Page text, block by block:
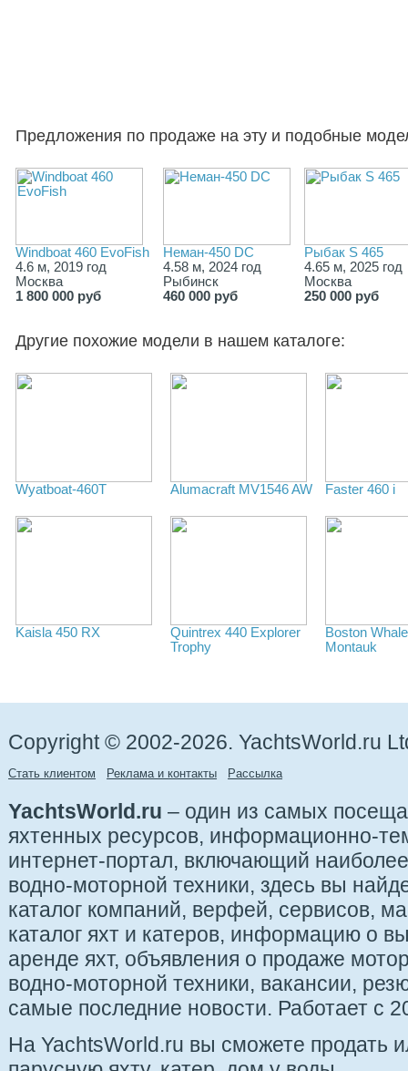
Предложения по продаже на эту и подобные
Windboat 460 EvoFish
4.6 м, 2019 год
Москва
1 800 000 руб
Неман-450 DC
4.58 м, 2024 год
Рыбинск
460 000 руб
Рыбак S 465
4.65 м, 2025 год
Москва
250 000 руб
Другие похожие модели в нашем каталоге:
Wyatboat-460T Alumacraft MV1546 AW Faster 460 i
Kaisla 450 RX
Quintrex 440 Explorer
Trophy
Boston
Montauk
Copyright © 2002-2026. YachtsWorld.ru
Стать клиентом Реклама и контакты Рассылка
YachtsWorld.ru – один из самых
яхтенных ресурсов, информационно-
интернет-портал, включающий
водно-моторной техники, здесь вы
каталог компаний, верфей, сервисов,
каталог яхт и катеров, информацию о
аренде яхт, объявления о продаже
водно-моторной техники, вакансии,
самые последние новости. Работает с
На YachtsWorld.ru вы сможете продать